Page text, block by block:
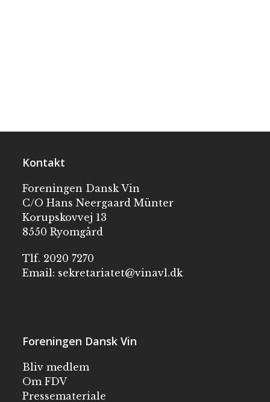
Kontakt
Foreningen Dansk Vin
C/O Hans Neergaard Münter
Korupskovvej 13
8550 Ryomgård
Tlf. 2020 7270
Email: sekretariatet@vinavl.dk
Foreningen Dansk Vin
Bliv medlem
Om FDV
Pressemateriale